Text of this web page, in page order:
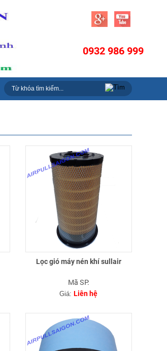
0932 986 999
Lọc gió máy nén khí sullair
Mã SP:
Giá: Liên hệ